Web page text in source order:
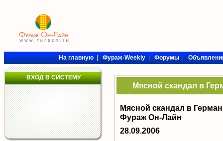
На главную|Фураж-Weekly|Форумы|
ВХОД В СИСТЕМУ
Мясной скандал в
Мясной скандал в
Фураж Он-Лайн
28.09.2006